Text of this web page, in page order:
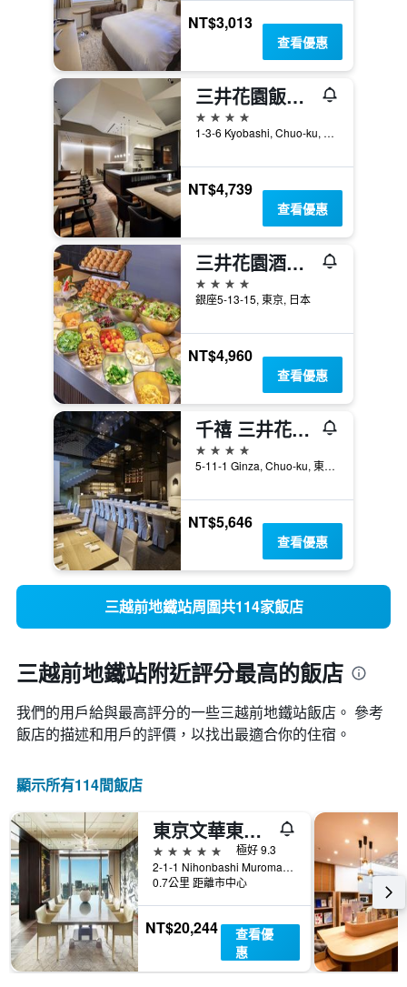
NT$3,013
查看優惠
三井花園飯店京橋 / 東京站
4星級
1-3-6 Kyobashi, Chuo-ku, 東京, 日本
NT$4,739
查看優惠
三井花園酒店 銀座五丁目
4星級
銀座5-13-15, 東京, 日本
NT$4,960
查看優惠
千禧 三井花園飯店 東京 / 銀座
4星級
5-11-1 Ginza, Chuo-ku, 東京, 日本
NT$5,646
查看優惠
三越前地鐵站周圍共114家飯店
三越前地鐵站附近評分最高的飯店
我們的用戶給與最高評分的一些三越前地鐵站飯店。 參考
飯店的描述和用戶的評價，以找出最適合你的住宿。
顯示所有114間飯店
東京文華東方酒店
5星級
極好 9.3
2-1-1 Nihonbashi Muromachi, 東京, 日本
0.7公里 距離市中心
NT$20,244
查看優
惠